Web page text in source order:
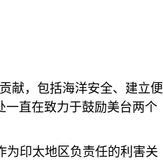
献，包括海洋安全、建立便
一直在致力于鼓励美台两个
为印太地区负责任的利害关